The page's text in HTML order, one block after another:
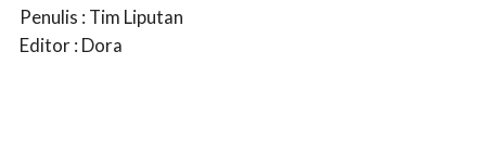
Penulis : Tim Liputan
Editor : Dora